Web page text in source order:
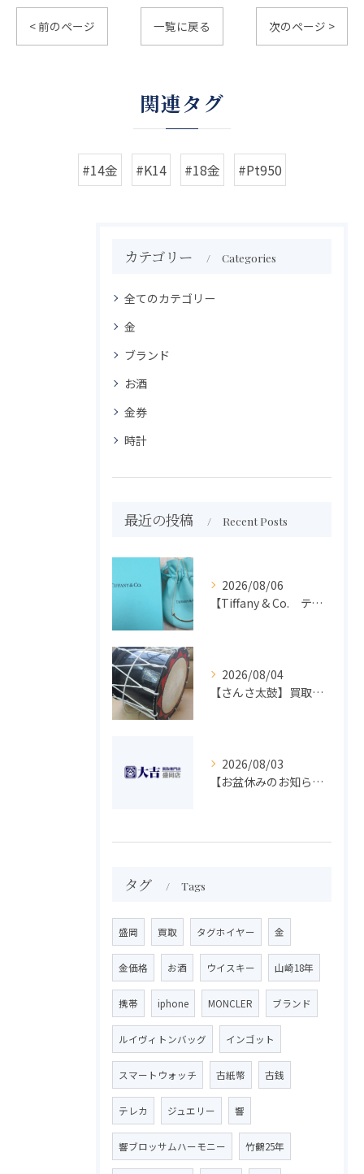
< 前のページ 一覧に戻る 次のページ >
関連タグ
#14金 #K14 #18金 #Pt950
カテゴリー Categories
全てのカテゴリー
金
ブランド
お酒
金券
時計
最近の投稿 Recent Posts
2026/08/06
【Tiffany & Co. ティファニー】買取 大吉盛岡店 アクセサリー買取しました！！
2026/08/04
【さんさ太鼓】買取 大吉盛岡店 楽器 買取します！！
2026/08/03
【お盆休みのお知らせ】買取専門 大吉 盛岡店
タグ Tags
盛岡 買取 タグホイヤー 金
金価格 お酒 ウイスキー 山崎18年
携帯 iphone MONCLER ブランド
ルイヴィトンバッグ インゴット
スマートウォッチ 古紙幣 古銭
テレカ ジュエリー 響
響ブロッサムハーモニー 竹鶴25年